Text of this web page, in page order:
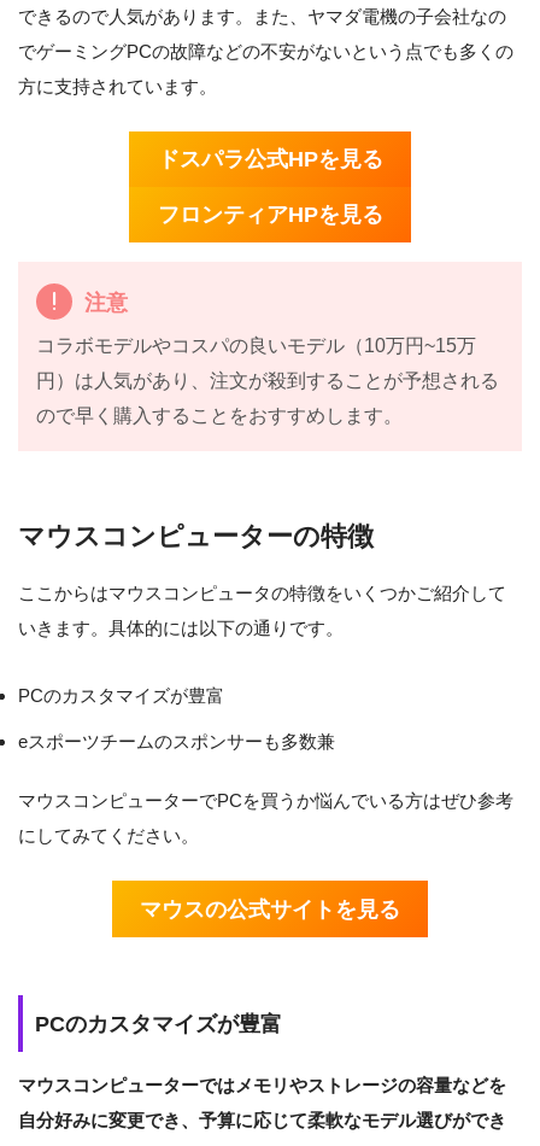
できるので人気があります。また、ヤマダ電機の子会社なの
でゲーミングPCの故障などの不安がないという点でも多くの
方に支持されています。
ドスパラ公式HPを見る
フロンティアHPを見る
注意
コラボモデルやコスパの良いモデル（10万円~15万
円）は人気があり、注文が殺到することが予想される
ので早く購入することをおすすめします。
マウスコンピューターの特徴
ここからはマウスコンピュータの特徴をいくつかご紹介して
いきます。具体的には以下の通りです。
PCのカスタマイズが豊富
eスポーツチームのスポンサーも多数兼
マウスコンピューターでPCを買うか悩んでいる方はぜひ参考
にしてみてください。
マウスの公式サイトを見る
PCのカスタマイズが豊富
マウスコンピューターではメモリやストレージの容量などを
自分好みに変更でき、予算に応じて柔軟なモデル選びができ